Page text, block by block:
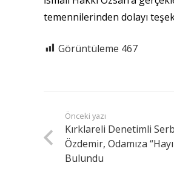
temennilerinden dolayı
Görüntüleme 467
Önceki yazı
Kırklareli Denetimli
Özdemir, Odamıza
Bulundu